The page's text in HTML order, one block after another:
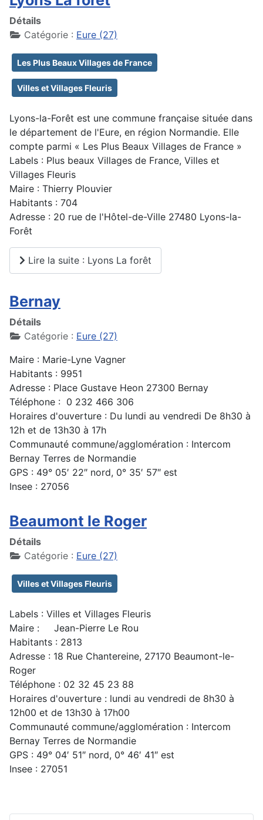
Détails
Catégorie : Eure (27)
Les Plus Beaux Villages de France
Villes et Villages Fleuris
Lyons-la-Forêt est une commune française située dans
le département de l'Eure, en région Normandie. Elle
compte parmi « Les Plus Beaux Villages de France »
Labels : Plus beaux Villages de France, Villes et
Villages Fleuris
Maire : Thierry Plouvier
Habitants : 704
Adresse : 20 rue de l'Hôtel-de-Ville 27480 Lyons-la-
Forêt
Lire la suite : Lyons La forêt
Bernay
Détails
Catégorie : Eure (27)
Maire : Marie-Lyne Vagner
Habitants : 9951
Adresse : Place Gustave Heon 27300 Bernay
Téléphone : 0 232 466 306
Horaires d'ouverture : Du lundi au vendredi De 8h30 à
12h et de 13h30 à 17h
Communauté commune/agglomération : Intercom
Bernay Terres de Normandie
GPS : 49° 05′ 22″ nord, 0° 35′ 57″ est
Insee : 27056
Beaumont le Roger
Détails
Catégorie : Eure (27)
Villes et Villages Fleuris
Labels : Villes et Villages Fleuris
Maire : Jean-Pierre Le Rou
Habitants : 2813
Adresse : 18 Rue Chantereine, 27170 Beaumont-le-
Roger
Téléphone : 02 32 45 23 88
Horaires d'ouverture : lundi au vendredi de 8h30 à
12h00 et de 13h30 à 17h00
Communauté commune/agglomération : Intercom
Bernay Terres de Normandie
GPS : 49° 04′ 51″ nord, 0° 46′ 41″ est
Insee : 27051